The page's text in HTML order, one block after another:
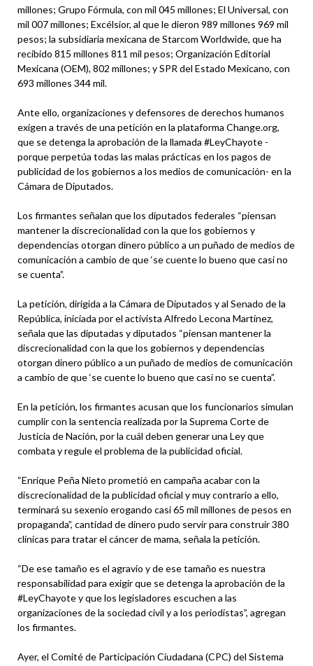
millones; Grupo Fórmula, con mil 045 millones; El Universal, con
mil 007 millones; Excélsior, al que le dieron 989 millones 969 mil
pesos; la subsidiaria mexicana de Starcom Worldwide, que ha
recibido 815 millones 811 mil pesos; Organización Editorial
Mexicana (OEM), 802 millones; y SPR del Estado Mexicano, con
693 millones 344 mil.
Ante ello, organizaciones y defensores de derechos humanos
exigen a través de una petición en la plataforma Change.org,
que se detenga la aprobación de la llamada #LeyChayote -
porque perpetúa todas las malas prácticas en los pagos de
publicidad de los gobiernos a los medios de comunicación- en la
Cámara de Diputados.
Los firmantes señalan que los diputados federales “piensan
mantener la discrecionalidad con la que los gobiernos y
dependencias otorgan dinero público a un puñado de medios de
comunicación a cambio de que ‘se cuente lo bueno que casi no
se cuenta”.
La petición, dirigida a la Cámara de Diputados y al Senado de la
República, iniciada por el activista Alfredo Lecona Martínez,
señala que las diputadas y diputados “piensan mantener la
discrecionalidad con la que los gobiernos y dependencias
otorgan dinero público a un puñado de medios de comunicación
a cambio de que ‘se cuente lo bueno que casi no se cuenta”.
En la petición, los firmantes acusan que los funcionarios simulan
cumplir con la sentencia realizada por la Suprema Corte de
Justicia de Nación, por la cuál deben generar una Ley que
combata y regule el problema de la publicidad oficial.
“Enrique Peña Nieto prometió en campaña acabar con la
discrecionalidad de la publicidad oficial y muy contrario a ello,
terminará su sexenio erogando casi 65 mil millones de pesos en
propaganda”, cantidad de dinero pudo servir para construir 380
clínicas para tratar el cáncer de mama, señala la petición.
“De ese tamaño es el agravio y de ese tamaño es nuestra
responsabilidad para exigir que se detenga la aprobación de la
#LeyChayote y que los legisladores escuchen a las
organizaciones de la sociedad civil y a los periodistas”, agregan
los firmantes.
Ayer, el Comité de Participación Ciudadana (CPC) del Sistema